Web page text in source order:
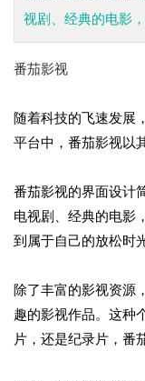
视剧、经典的电影
番茄影视
随着科技的飞速发展
平台中，番茄影视以
番茄影视的界面设计
电视剧、经典的电影
到属于自己的放松时
除了丰富的影视资源
趣的影视作品。这种
片，还是纪录片，番